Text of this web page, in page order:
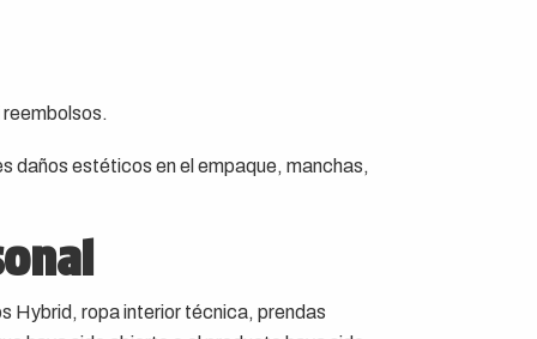
daños estéticos en el empaque, manchas,
Hybrid, ropa interior técnica, prendas